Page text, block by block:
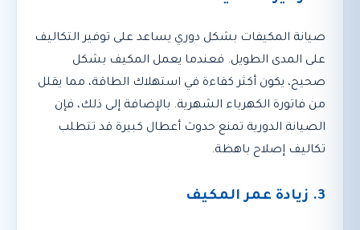
صيانة المكيفات بشكل دوري يساعد على توفير التكاليف
على المدى الطويل. فعندما يعمل المكيف بشكل
صحيح، يكون أكثر كفاءة في استهلاك الطاقة، مما يقلل
من فاتورة الكهرباء الشهرية. بالإضافة إلى ذلك، فإن
الصيانة الدورية تمنع حدوث أعطال كبيرة قد تتطلب
تكاليف إصلاح باهظة.
3. زيادة عمر المكيف